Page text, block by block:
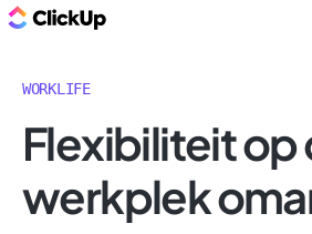
WORKLIFE
Flexibiliteit op
werkplek